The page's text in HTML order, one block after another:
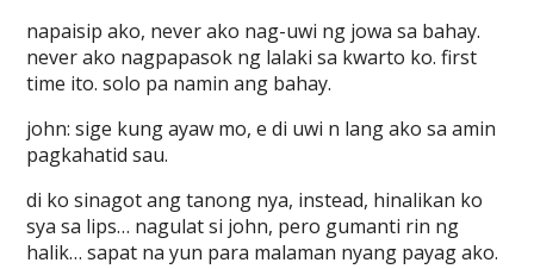
napaisip ako, never ako nag-uwi ng jowa sa bahay.
never ako nagpapasok ng lalaki sa kwarto ko. first
time ito. solo pa namin ang bahay.
john: sige kung ayaw mo, e di uwi n lang ako sa amin
pagkahatid sau.
di ko sinagot ang tanong nya, instead, hinalikan ko
sya sa lips… nagulat si john, pero gumanti rin ng
halik… sapat na yun para malaman nyang payag ako.